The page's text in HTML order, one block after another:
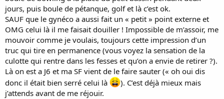
jours, puis boule de pétanque, golf et là c’est ok.
SAUF que le gynéco a aussi fait un « petit » point externe et
OMG celui là il me faisait douiller ! Impossible de m’assoir, me
mouvoir comme je voulais, toujours cette impression d’un
truc qui tire en permanence (vous voyez la sensation de la
culotte qui rentre dans les fesses et qu’on a envie de retirer ?).
Là on est a J6 et ma SF vient de le faire sauter (« oh oui dis
donc il était bien serré celui là
). C’est déjà mieux mais
j’attends avant de me réjouir.